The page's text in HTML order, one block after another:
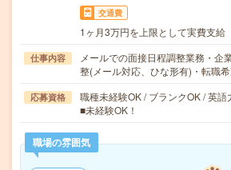
交通費
1ヶ月3万円を上限として実費支給
仕事内容
メールでの面接日程調整業務・企
整(メール対応、ひな形有)・転職
応募資格
職種未経験OK / ブランクOK / 英語
■未経験OK！
職場の雰囲気